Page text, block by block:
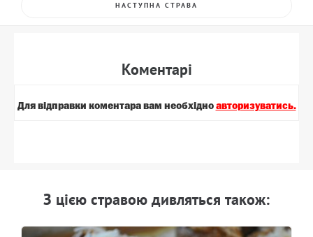
НАСТУПНА СТРАВА
Коментарi
Для вiдправки коментара вам необхiдно авторизуватись.
З цiєю стравою дивляться також: